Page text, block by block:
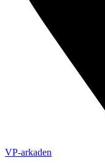
VP-arkaden